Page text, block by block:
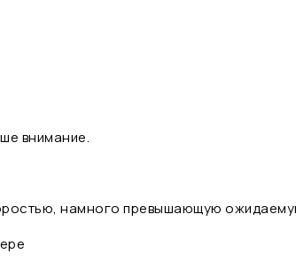
внимание.
намного превышающую